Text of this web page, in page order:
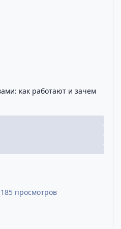
как работают и зачем
185 просмотров